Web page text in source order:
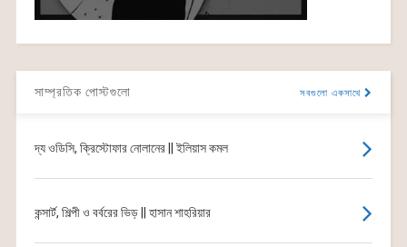
সাম্প্রতিক পোস্টগুলো সবগুলো একসাথে
দ্য ওডিসি, ক্রিস্টোফার নোলানের || ইলিয়াস কমল
কন্সার্ট, শিল্পী ও বর্বরের ভিড় || হাসান শাহরিয়ার